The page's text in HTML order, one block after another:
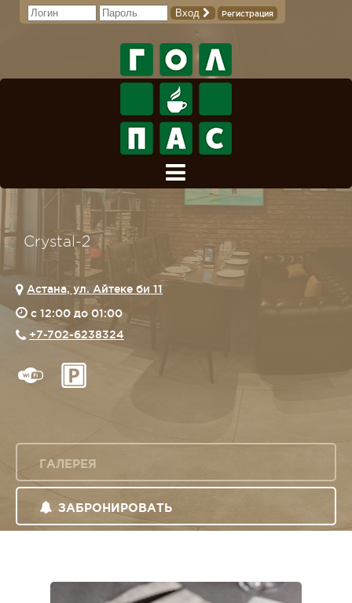
Вход Регистрация
Crystal-2
Астана, ул. Айтеке би 11
c 12:00 до 01:00
+7-702-6238324
ГАЛЕРЕЯ
ЗАБРОНИРОВАТЬ